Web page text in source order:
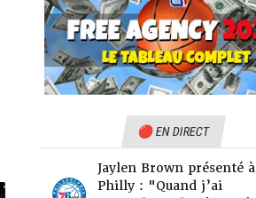
🔴 EN DIRECT
Jaylen Brown présenté à
Philly : "Quand j’ai